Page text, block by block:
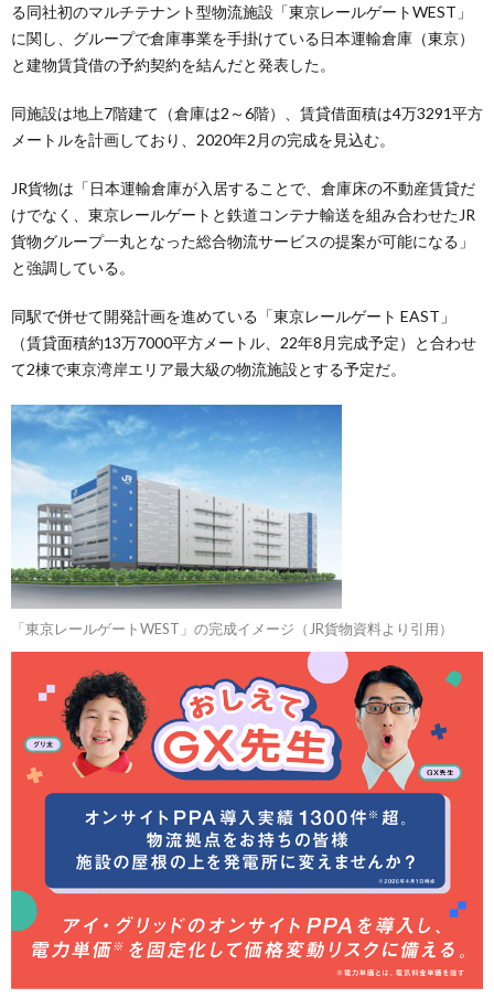
る同社初のマルチテナント型物流施設「東京レールゲートWEST」
に関し、グループで倉庫事業を手掛けている日本運輸倉庫（東京）
と建物賃貸借の予約契約を結んだと発表した。
同施設は地上7階建て（倉庫は2～6階）、賃貸借面積は4万3291平方
メートルを計画しており、2020年2月の完成を見込む。
JR貨物は「日本運輸倉庫が入居することで、倉庫床の不動産賃貸だ
けでなく、東京レールゲートと鉄道コンテナ輸送を組み合わせたJR
貨物グループ一丸となった総合物流サービスの提案が可能になる」
と強調している。
同駅で併せて開発計画を進めている「東京レールゲート EAST」
（賃貸面積約13万7000平方メートル、22年8月完成予定）と合わせ
て2棟で東京湾岸エリア最大級の物流施設とする予定だ。
「東京レールゲートWEST」の完成イメージ（JR貨物資料より引用）